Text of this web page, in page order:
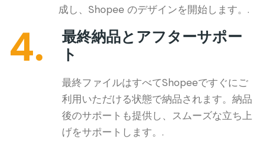
成し、Shopee のデザインを開始します。.
4.
最終納品とアフターサポー
ト
最終ファイルはすべてShopeeですぐにご
利用いただける状態で納品されます。納品
後のサポートも提供し、スムーズな立ち上
げをサポートします。.